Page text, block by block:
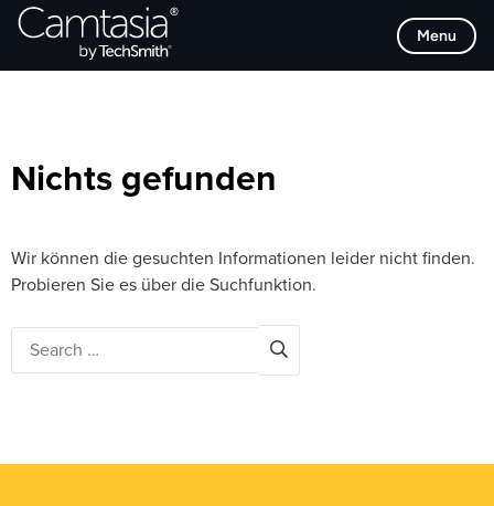
Direkt
zum
Menu
Browse Categories
Nichts gefunden
Wir können die gesuchten Informationen leider nicht finden.
Probieren Sie es über die Suchfunktion.